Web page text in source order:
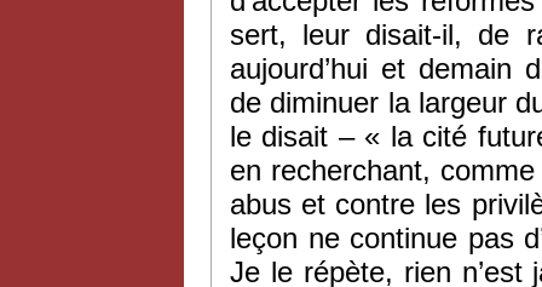
sert, leur disait-il, de
aujourd’hui et demain
de diminuer la largeur
le disait – « la cité
en recherchant,
abus et contre les
leçon ne continue pas
Je le répète, rien n’est